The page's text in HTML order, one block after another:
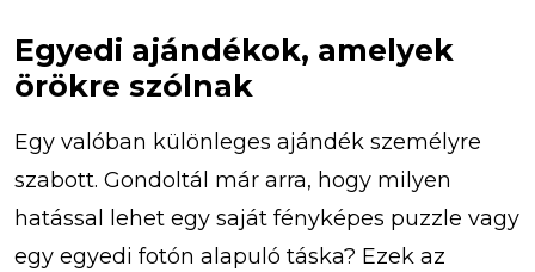
Egyedi ajándékok, amelyek
örökre szólnak
Egy valóban különleges ajándék személyre
szabott. Gondoltál már arra, hogy milyen
hatással lehet egy saját fényképes puzzle vagy
egy egyedi fotón alapuló táska? Ezek az